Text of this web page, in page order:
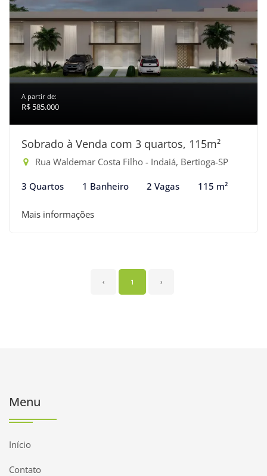
A partir de:
R$ 585.000
Sobrado à Venda com 3 quartos, 115m²
Rua Waldemar Costa Filho - Indaiá, Bertioga-SP
3 Quartos 1 Banheiro 2 Vagas 115 m²
Mais informações
‹ 1 ›
Menu
Início
Contato